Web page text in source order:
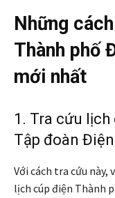
Những
Thành phố
mới nhất
1. Tra cứu
Tập đoàn
Với cách tra cứu
lịch cúp điện Thành